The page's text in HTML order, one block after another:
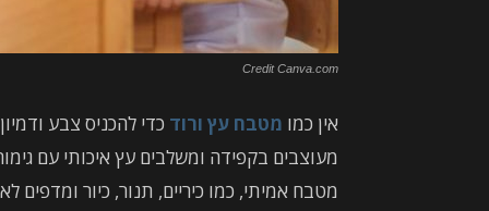
Credit Canva.com
אין כמו מטבח עץ ורוד כדי להכניס צבע
מעוצבים בקפידה ומשלבים עץ איכותי עם
מטבח אמיתי, כמו כיריים, תנור, כיור